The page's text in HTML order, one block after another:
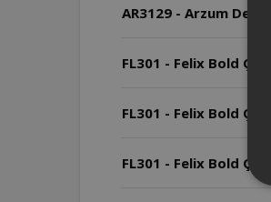
AR3129 - Arzum
FL301 - Felix Bold
FL301 - Felix Bold Çay
FL301 - Felix Bold